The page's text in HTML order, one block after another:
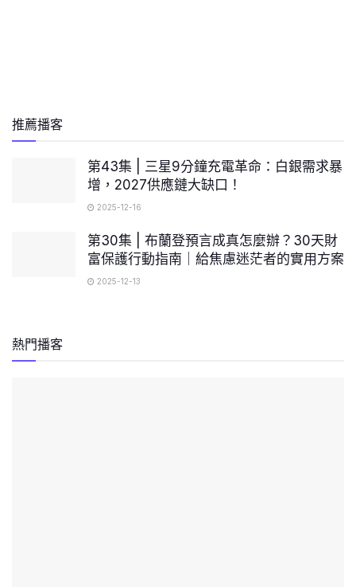
推薦播客
第43集 | 三星9分鐘充電革命：白銀需求暴
增，2027供應鏈大缺口！
2025-12-16
第30集 | 布蘭登預言成真怎麼辦？30天財
富保護行動指南｜給焦慮迷茫者的實用方案
2025-12-13
熱門播客